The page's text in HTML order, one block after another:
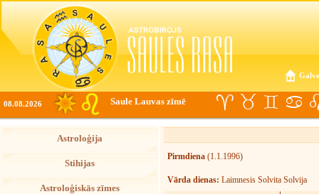
08.08.2026 Saule Lauvas zīmē
Astroloģija
Stihijas
Astroloģiskās zīmes
Pirmdiena (1.1.1996)
Vārda dienas: Laimnesis Solvita Solvija